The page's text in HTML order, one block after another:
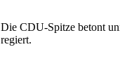
Die CDU-Spitze betont
regiert.